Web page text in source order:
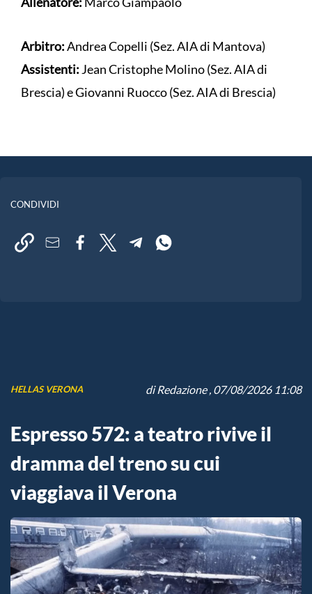
Arbitro:Andrea Copelli (Sez. AIA di Mantova)
Assistenti: Jean Cristophe Molino (Sez. AIA di
Brescia) e Giovanni Ruocco (Sez. AIA di Brescia)
CONDIVIDI
HELLAS VERONA diRedazione, 07/08/2026 11:08
Espresso 572: a teatro rivive il
dramma del treno su cui
viaggiava il Verona